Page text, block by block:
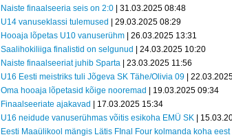
Naiste finaalseeria seis on 2:0 | 31.03.2025 08:48
U14 vanuseklassi tulemused
| 29.03.2025 08:29
Hooaja lõpetas U10 vanuserühm | 26.03.2025 13:31
Saalihokiliiga finalistid on selgunud
| 24.03.2025 10:20
Naiste finaalseeriat juhib Sparta | 23.03.2025 11:56
U16 Eesti meistriks tuli Jõgeva SK Tähe/Olivia 09 |
Oma hooaja lõpetasid kõige nooremad
| 19.03.2025 09:34
Finaalseeriate ajakavad
| 17.03.2025 15:34
U16 neidude vanuserühmas võitis esikoha EMÜ SK |
Eesti Maaülikool mängis Lätis FInal Four kolmanda koha eest